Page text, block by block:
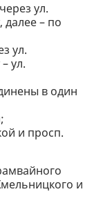
ул.
далее – по
ул.
ул.
в один
и просп.
и